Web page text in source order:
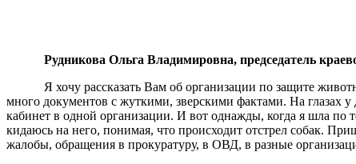
Рудникова Ольга Владимировна, председатель
Я хочу рассказать Вам об организации по защите
много документов с жуткими, зверскими фактами. На глазах
кабинет в одной организации. И вот однажды, когда я шла по
кидаюсь на него, понимая, что происходит отстрел собак.
жалобы, обращения в прокуратуру, в ОВД, в разные